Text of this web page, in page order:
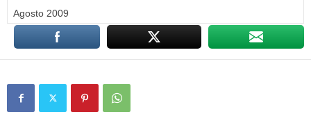
Agosto 2009